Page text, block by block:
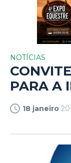
NOTÍCIAS
PARA A
18 janeiro